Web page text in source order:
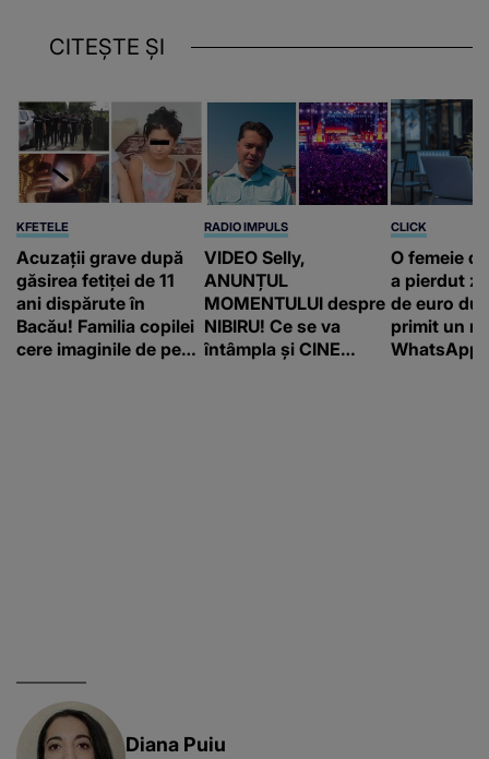
CITEȘTE ȘI
KFETELE
Acuzații grave după
găsirea fetiței de 11
ani dispărute în
Bacău! Familia copilei
cere imaginile de pe
RADIO IMPULS
VIDEO Selly,
ANUNȚUL
MOMENTULUI despre
NIBIRU! Ce se va
întâmpla și CINE
CLICK
O femeie
a pierdut
de euro
primit un
Diana Puiu